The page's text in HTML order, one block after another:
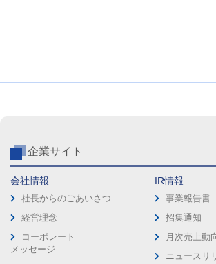
企業サイト
会社情報
社長からのごあいさつ
経営理念
コーポレート
メッセージ
IR情報
事業報告書
招集通知
月次売上動
ニュースリ